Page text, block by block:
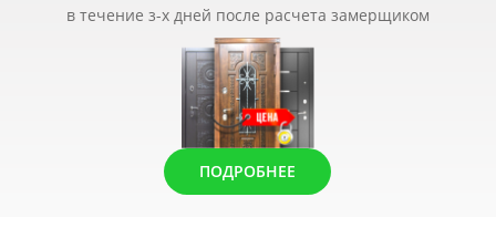
в течение з-х дней после расчета замерщиком
ПОДРОБНЕЕ